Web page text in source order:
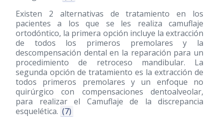
Existen 2 alternativas de tratamiento en los
pacientes a los que se les realiza camuflaje
ortodóntico, la primera opción incluye la extracción
de todos los primeros premolares y la
descompensación dental en la reparación para un
procedimiento de retroceso mandibular. La
segunda opción de tratamiento es la extracción de
todos primeros premolares y un enfoque no
quirúrgico con compensaciones dentoalveolar,
para realizar el Camuflaje de la discrepancia
esquelética. (7)